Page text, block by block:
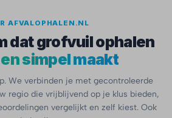
AFVALOPHALEN.NL
dat grofvuil ophalen
simpel maakt
We verbinden je met gecontroleerde
regio die vrijblijvend op je klus bieden,
vergelijkt en zelf kiest. Ook